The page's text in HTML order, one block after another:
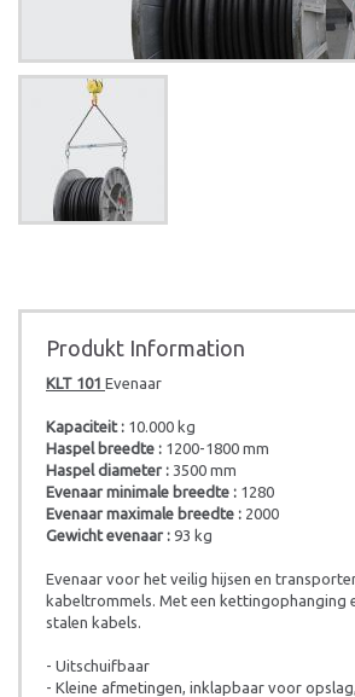
Produkt Information
KLT 101 Evenaar
Kapaciteit : 10.000 kg
Haspel breedte : 1200-1800 mm
Haspel diameter : 3500 mm
Evenaar minimale breedte : 1280
Evenaar maximale breedte : 2000
Gewicht evenaar : 93 kg
Evenaar voor het veilig hijsen en
kabeltrommels. Met een kettingophanging
stalen kabels.
- Uitschuifbaar
- Kleine afmetingen, inklapbaar voor